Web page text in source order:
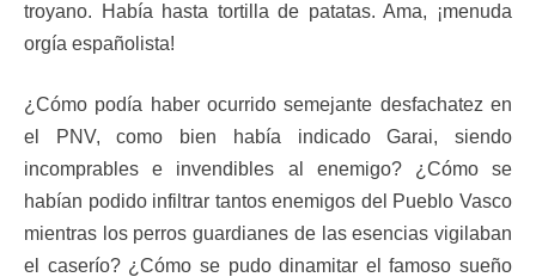
troyano. Había hasta tortilla de patatas. Ama, ¡menuda
orgía españolista!
¿Cómo podía haber ocurrido semejante desfachatez en
el PNV, como bien había indicado Garai, siendo
incomprables e invendibles al enemigo? ¿Cómo se
habían podido infiltrar tantos enemigos del Pueblo Vasco
mientras los perros guardianes de las esencias vigilaban
el caserío? ¿Cómo se pudo dinamitar el famoso sueño